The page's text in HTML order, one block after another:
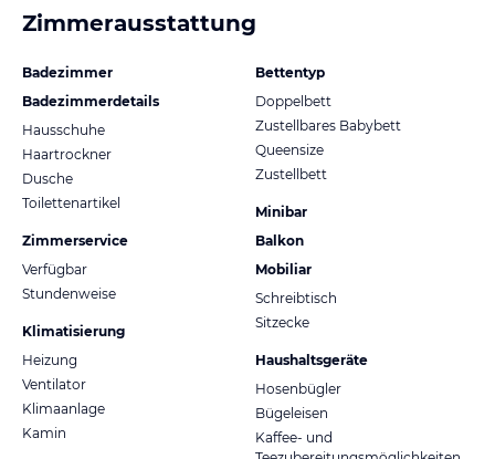
Zimmerausstattung
Badezimmer
Badezimmerdetails
Hausschuhe
Haartrockner
Dusche
Toilettenartikel
Zimmerservice
Verfügbar
Stundenweise
Klimatisierung
Heizung
Ventilator
Klimaanlage
Kamin
Bettentyp
Doppelbett
Zustellbares Babybett
Queensize
Zustellbett
Minibar
Balkon
Mobiliar
Schreibtisch
Sitzecke
Haushaltsgeräte
Hosenbügler
Bügeleisen
Kaffee- und